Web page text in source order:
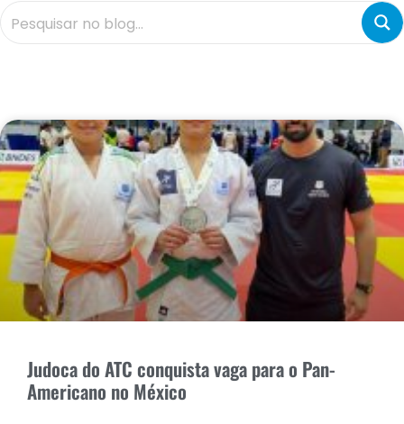
Judoca do ATC conquista vaga para o Pan-
Americano no México